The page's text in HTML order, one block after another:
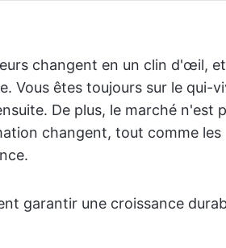
changent en un clin d'œil,
Vous êtes toujours sur le qui-
De plus, le marché n'est
changent, tout comme les
garantir une croissance